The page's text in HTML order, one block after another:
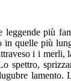
più
in quelle più
i i merli,
spettro,